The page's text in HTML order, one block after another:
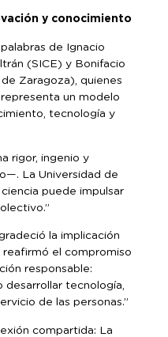
y conocimiento
de Ignacio
(SICE) y Bonifacio
Zaragoza), quienes
un modelo
tecnología y
rigor, ingenio y
La Universidad de
puede impulsar
la implicación
el compromiso
responsable:
desarrollar tecnología,
de las personas.”
compartida: La